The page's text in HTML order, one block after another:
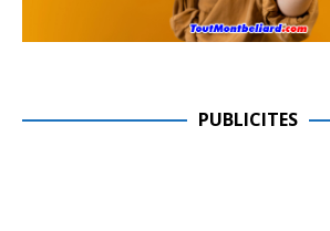
PUBLICITES